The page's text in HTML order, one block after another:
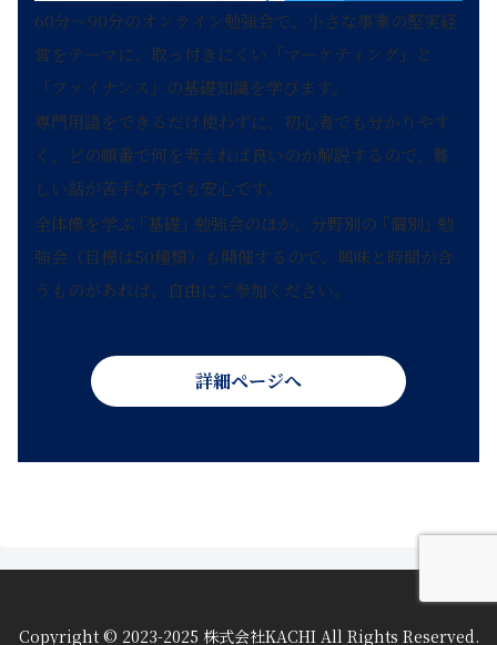
60分～90分のオンライン勉強会で、小さな事業の堅実経
営をテーマに、取っ付きにくい「マーケティング」と
「ファイナンス」の基礎知識を学びます。
専門用語をできるだけ使わずに、初心者でも分かりやす
く、どの順番で何を考えれば良いのか解説するので、難
しい話が苦手な方でも安心です。
全体像を学ぶ ｢基礎｣ 勉強会のほか、分野別の ｢個別｣ 勉
強会（目標は50種類）も開催するので、興味と時間が合
うものがあれば、自由にご参加ください。
詳細ページへ
Copyright © 2023-2025 株式会社KACHI All Rights Reserved.